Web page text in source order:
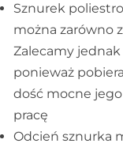
Sznurek
można zarówno
Zalecamy
ponieważ
dość mocne
pracę
Odcień sznurka